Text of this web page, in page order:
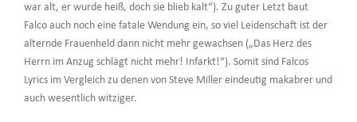
war alt, er wurde heiß, doch sie blieb kalt“). Zu guter Letzt baut
Falco auch noch eine fatale Wendung ein, so viel Leidenschaft ist der
alternde Frauenheld dann nicht mehr gewachsen („Das Herz des
Herrn im Anzug schlägt nicht mehr! Infarkt!“). Somit sind Falcos
Lyrics im Vergleich zu denen von Steve Miller eindeutig makabrer und
auch wesentlich witziger.